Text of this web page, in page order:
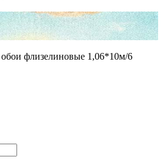
флизелиновые 1,06*10м/6